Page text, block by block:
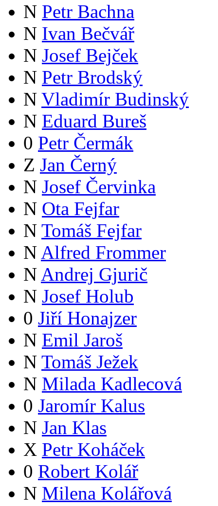
N Petr Bachna
N Ivan Bečvář
N Josef Bejček
N Petr Brodský
N Vladimír Budinský
N Eduard Bureš
0 Petr Čermák
Z Jan Černý
N Josef Červinka
N Ota Fejfar
N Tomáš Fejfar
N Alfred Frommer
N Andrej Gjurič
N Josef Holub
0 Jiří Honajzer
N Emil Jaroš
N Tomáš Ježek
N Milada Kadlecová
0 Jaromír Kalus
N Jan Klas
X Petr Koháček
0 Robert Kolář
N Milena Kolářová